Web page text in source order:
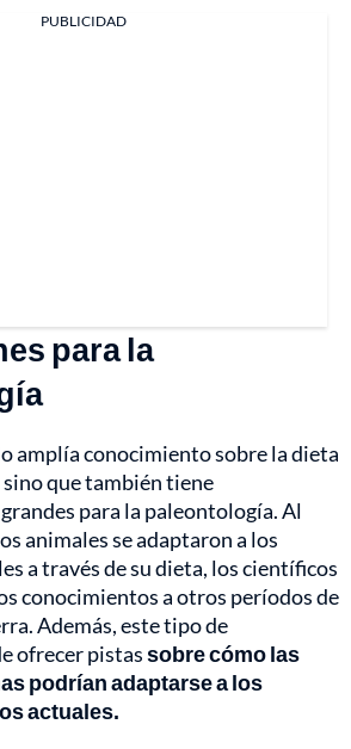
PUBLICIDAD
para la
amplía conocimiento sobre la dieta
que también tiene
para la paleontología. Al
animales se adaptaron a los
a través de su dieta, los científicos
conocimientos a otros períodos de
Además, este tipo de
ofrecer pistassobre cómo las
podrían adaptarse a los
actuales.